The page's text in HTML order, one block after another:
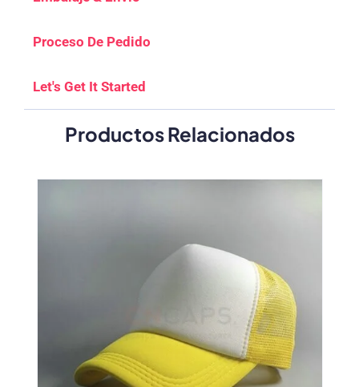
Proceso De Pedido
Let's Get It Started
Productos Relacionados